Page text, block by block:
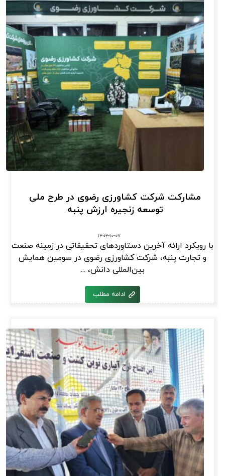
مشارکت شرکت کشاورزی رضوی در طرح ملی
توسعه زنجیره ارزش پنبه
۱۴۰۲-۱۰-۰۷
با رویکرد ارائه آخرین دستاوردهای تحقیقاتی در زمینه صنعت
و تجارت پنبه، شرکت کشاورزی رضوی در سومین همایش
بین‌المللی دانش، ...
ادامه مطلب